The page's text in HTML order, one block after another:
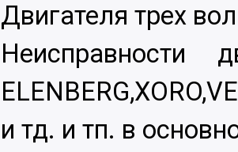
Двигателя трех
и тд. и тп. в